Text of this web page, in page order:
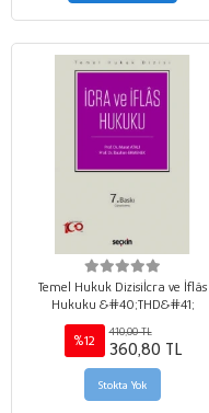
Temel Hukuk Dizisiİcra ve İflâs
Hukuku &#40;THD&#41;
%12
410,00 TL
360,80 TL
Stokta Yok